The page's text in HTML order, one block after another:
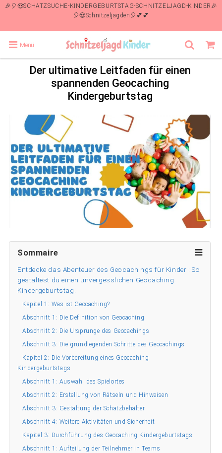
🎉🎈😍SCHATZSUCHE-KINDERGEBURTSTAG-SCHNITZELJAGD-KINDER🎉
🎈😍Schnitzeljagden🎈💕💕
Menü
Der ultimative Leitfaden für einen
spannenden Geocaching
Kindergeburtstag
Sommaire
Entdecke das Abenteuer des Geocachings für Kinder : So
gestaltest du einen unvergesslichen Geocaching
Kindergeburtstag.
Kapitel 1: Was ist Geocaching?
Abschnitt 1: Die Definition von Geocaching
Abschnitt 2: Die Ursprünge des Geocachings
Abschnitt 3: Die grundlegenden Schritte des Geocachings
Kapitel 2: Die Vorbereitung eines Geocaching
Kindergeburtstags
Abschnitt 1: Auswahl des Spielortes
Abschnitt 2: Erstellung von Rätseln und Hinweisen
Abschnitt 3: Gestaltung der Schatzbehälter
Abschnitt 4: Weitere Aktivitäten und Sicherheit
Kapitel 3: Durchführung des Geocaching Kindergeburtstags
Abschnitt 1: Aufteilung der Teilnehmer in Teams